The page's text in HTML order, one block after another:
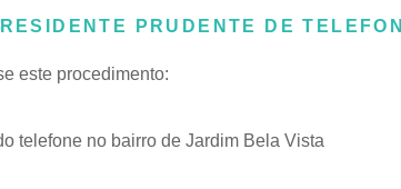
PRUDENTE DE
este procedimento:
telefone no bairro de Jardim Bela Vista